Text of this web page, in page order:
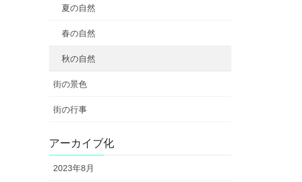
夏の自然
春の自然
秋の自然
街の景色
街の行事
アーカイブ化
2023年8月